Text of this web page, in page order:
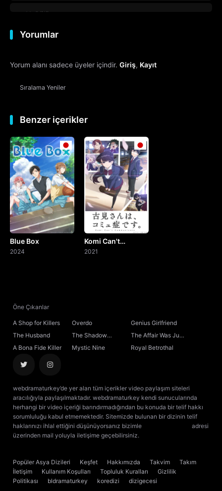
11. Bölüm
12. Bölüm
13. Bölüm
14. Bölüm
15. Bölüm
16. Bölüm
17. Bölüm
18. Bölüm
19. Bölüm
20. Bölüm
23. Bölüm
24. Bölüm
26. Bölüm Sezon Finali
Yorumlar
Yorum alanı sadece üyeler içindir. Giriş, Kayıt
Sıralama Yeniler
Benzer içerikler
Blue Box
2024
Komi Can't
Communicate
2021
Öne Çıkanlar
A Shop for Killers Overdo
Genius Girlfriend
The Husband
The Shadow
Sovereign
The Affair Was Just
the Beginning
A Bona Fide Killer Mystic Nine Royal Betrothal
webdramaturkey’de yer alan tüm içerikler video paylaşım siteleri
aracılığıyla paylaşılmaktadır. webdramaturkey kendi sunucularında
herhangi bir video içeriği barındırmadığından bu konuda bir telif hakkı
sorumluluğu kabul etmemektedir. Sitemizde bulunan bir dizinin telif
haklarınızı ihlal ettiğini düşünüyorsanız bizimle
adresi
üzerinden mail yoluyla iletişime geçebilirsiniz.
Popüler Asya Dizileri Keşfet Hakkımızda Takvim
Takım
İletişim
Kullanım Koşulları Topluluk Kuralları
Gizlilik
Politikası
bldramaturkey koredizi
dizigecesi